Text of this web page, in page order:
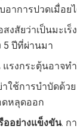
อาการปวดเมื่อย
งสัยว่าเป็นมะเ
5 ปีที่ผ่านมา
รงกระตุ้นอาจท
าใช้การบำบัดด้วย
ดหลุดออก
ออย่างแข็งขัน. ก